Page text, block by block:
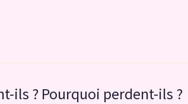
ils ? Pourquoi perdent-ils ?